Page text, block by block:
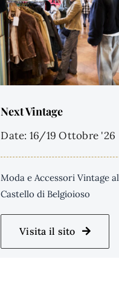
Next Vintage
Date: 16/19 Ottobre '26
Moda e Accessori Vintage al
Castello di Belgioioso
Visita il sito